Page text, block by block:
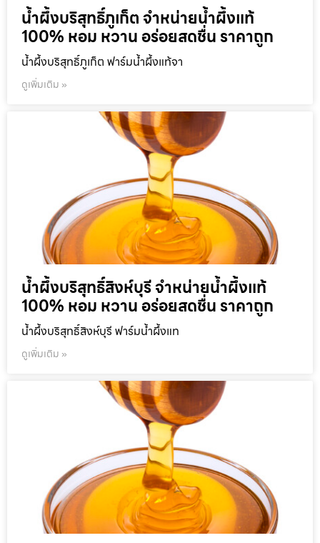
น้ำผึ้งบริสุทธิ์ภูเก็ต จำหน่ายน้ำผึ้งแท้
100% หอม หวาน อร่อยสดชื่น ราคาถูก
น้ำผึ้งบริสุทธิ์ภูเก็ต ฟาร์มน้ำผึ้งแท้จา
ดูเพิ่มเติม »
น้ำผึ้งบริสุทธิ์สิงห์บุรี จำหน่ายน้ำผึ้งแท้
100% หอม หวาน อร่อยสดชื่น ราคาถูก
น้ำผึ้งบริสุทธิ์สิงห์บุรี ฟาร์มน้ำผึ้งแท
ดูเพิ่มเติม »